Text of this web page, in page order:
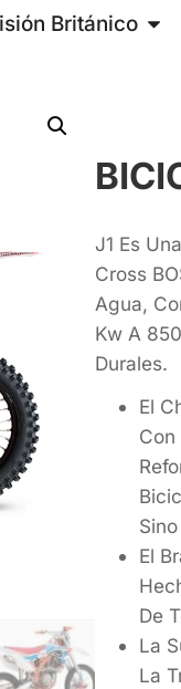
Británico
J1 Es
Cross
Agua,
Kw A
Durales.
El
Con
El
De
La
La